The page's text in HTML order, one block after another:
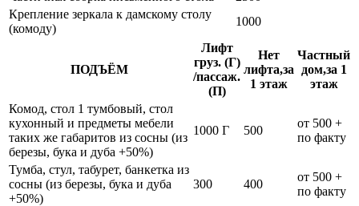
Крепление зеркала к дамскому столу
(комоду)
1000
ПОДЪЁМ
Лифт
груз. (Г)
/пассаж.
(П)
Нет
лифта,за
1 этаж
Частный
дом,за 1
этаж
Комод, стол 1 тумбовый, стол
кухонный и предметы мебели
таких же габаритов из сосны (из
березы, бука и дуба +50%)
1000 Г 500
от 500 +
по факту
Тумба, стул, табурет, банкетка из
сосны (из березы, бука и дуба
+50%)
300 400
от 500 +
по факту